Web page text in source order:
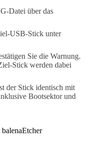
Datei über das
USB-Stick unter
Sie die Warnung.
Stick werden dabei
der Stick identisch mit
Bootsektor und